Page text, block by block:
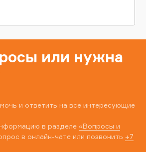
или нужна
и ответить на все интересующие
в разделе «Вопросы и
в онлайн-чате или позвонить +7